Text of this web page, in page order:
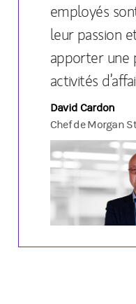
employés
leur passion
apporter une
activités
David Cardon
Chef de Morgan